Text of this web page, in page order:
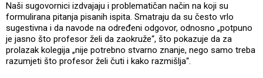
Naši sugovornici izdvajaju i problematičan način na koji su
formulirana pitanja pisanih ispita. Smatraju da su često vrlo
sugestivna i da navode na određeni odgovor, odnosno „potpuno
je jasno što profesor želi da zaokruže“, što pokazuje da za
prolazak kolegija „nije potrebno stvarno znanje, nego samo treba
razumjeti što profesor želi čuti i kako razmišlja“.